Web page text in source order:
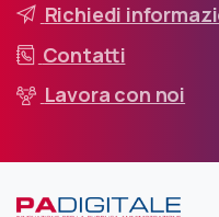
Richiedi
Contatti
Lavora con noi